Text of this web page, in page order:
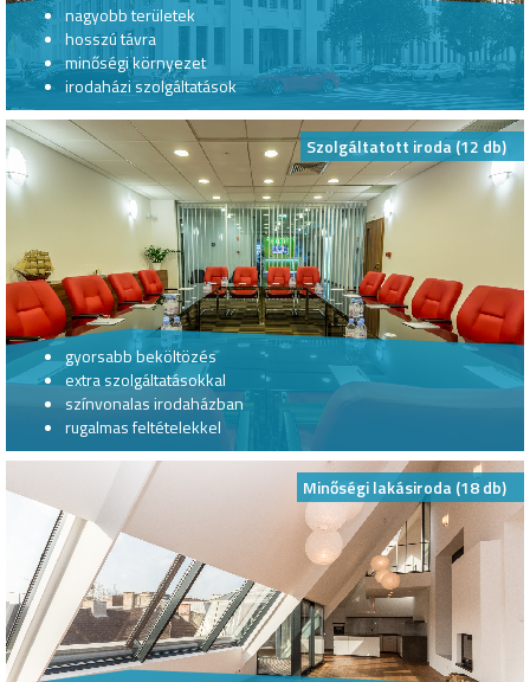
nagyobb területek
hosszú távra
minőségi környezet
irodaházi szolgáltatások
Szolgáltatott iroda (12 db)
gyorsabb beköltözés
extra szolgáltatásokkal
színvonalas irodaházban
rugalmas feltételekkel
Minőségi lakásiroda (18 db)